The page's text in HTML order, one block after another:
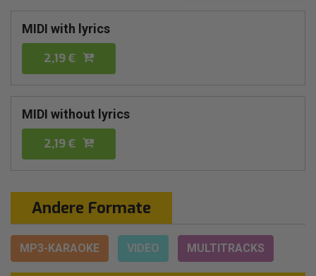
MIDI with lyrics
2,19 €
MIDI without lyrics
2,19 €
Andere Formate
MP3-KARAOKE VIDEO MULTITRACKS